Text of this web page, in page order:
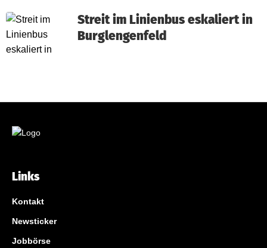
Streit im Linienbus eskaliert in
Burglengenfeld
Links
Kontakt
Newsticker
Jobbörse